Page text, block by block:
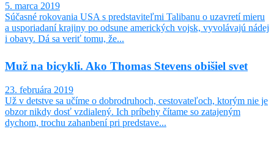
5. marca 2019
Súčasné rokovania USA s predstaviteľmi Talibanu o uzavretí mieru
a usporiadaní krajiny po odsune amerických vojsk, vyvolávajú nádej
i obavy. Dá sa veriť tomu, že...
Muž na bicykli. Ako Thomas Stevens obišiel svet
23. februára 2019
Už v detstve sa učíme o dobrodruhoch, cestovateľoch, ktorým nie je
obzor nikdy dosť vzdialený. Ich príbehy čítame so zatajeným
dychom, trochu zahanbení pri predstave...